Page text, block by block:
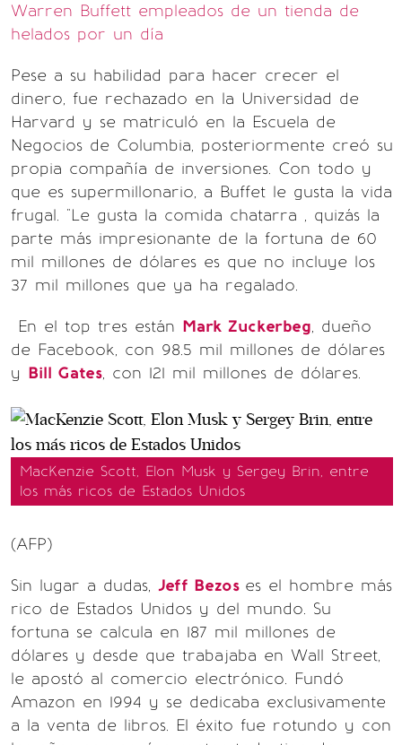
Warren Buffett empleados de un tienda de
helados por un día
Pese a su habilidad para hacer crecer el
dinero, fue rechazado en la Universidad de
Harvard y se matriculó en la Escuela de
Negocios de Columbia, posteriormente creó su
propia compañía de inversiones. Con todo y
que es supermillonario, a Buffet le gusta la vida
frugal. "Le gusta la comida chatarra , quizás la
parte más impresionante de la fortuna de 60
mil millones de dólares es que no incluye los
37 mil millones que ya ha regalado.
En el top tres están Mark Zuckerbeg, dueño
de Facebook, con 98.5 mil millones de dólares
y Bill Gates, con 121 mil millones de dólares.
MacKenzie Scott, Elon Musk y Sergey Brin, entre
los más ricos de Estados Unidos
(AFP)
Sin lugar a dudas, Jeff Bezos es el hombre más
rico de Estados Unidos y del mundo. Su
fortuna se calcula en 187 mil millones de
dólares y desde que trabajaba en Wall Street,
le apostó al comercio electrónico. Fundó
Amazon en 1994 y se dedicaba exclusivamente
a la venta de libros. El éxito fue rotundo y con